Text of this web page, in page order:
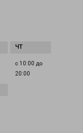
с 10:00 до
20:00